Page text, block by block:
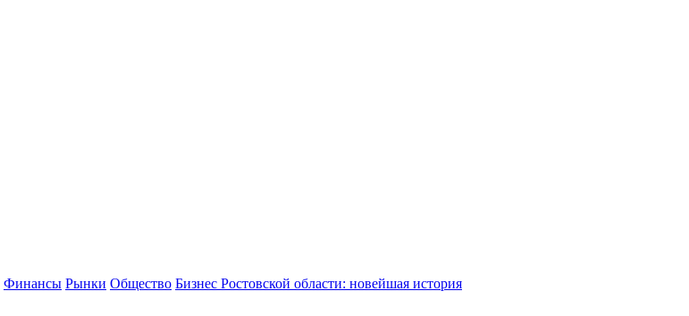
Финансы Рынки Общество Бизнес Ростовской области: новейшая история